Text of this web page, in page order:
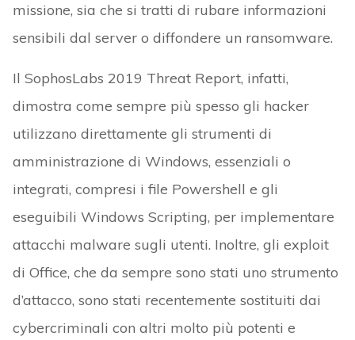
missione, sia che si tratti di rubare informazioni
sensibili dal server o diffondere un ransomware.
Il SophosLabs 2019 Threat Report, infatti,
dimostra come sempre più spesso gli hacker
utilizzano direttamente gli strumenti di
amministrazione di Windows, essenziali o
integrati, compresi i file Powershell e gli
eseguibili Windows Scripting, per implementare
attacchi malware sugli utenti. Inoltre, gli exploit
di Office, che da sempre sono stati uno strumento
d’attacco, sono stati recentemente sostituiti dai
cybercriminali con altri molto più potenti e